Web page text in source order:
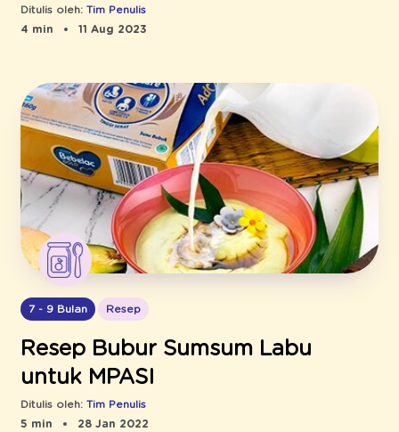
Ditulis oleh: Tim Penulis
4 min
11 Aug 2023
7 - 9 Bulan Resep
Resep Bubur Sumsum Labu
untuk MPASI
Ditulis oleh: Tim Penulis
5 min
28 Jan 2022